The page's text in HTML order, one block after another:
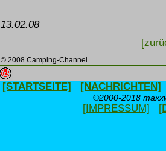
13.02.08
© 2008 Camping-Channel
[STARTSEITE] [NACHRICHTEN]
©2000-2018
[IMPRESSUM]